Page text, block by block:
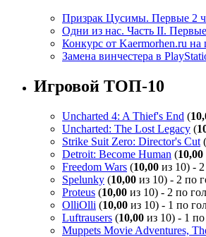
Призрак Цусимы. Первые 2
Одни из нас. Часть II. Первые
Конкурс от Kaermorhen.ru
Замена винчестера в
Игровой ТОП-10
Uncharted 4: A Thief's End (
Uncharted: The Lost Legacy (
Strike Suit Zero: Director's Cut (
Detroit: Become Human (10,00
Freedom Wars (10,00 из 10) -
Spelunky (10,00 из 10) - 2 по
Proteus (10,00 из 10) - 2 по
OlliOlli (10,00 из 10) - 1 по
Luftrausers (10,00 из 10) - 1
Muppets Movie Adventures,